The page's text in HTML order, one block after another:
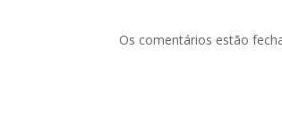
Os comentários estão